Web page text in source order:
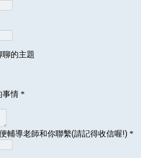
聊的主題
事情 *
輔導老師和你聯繫(請記得收信喔!) *